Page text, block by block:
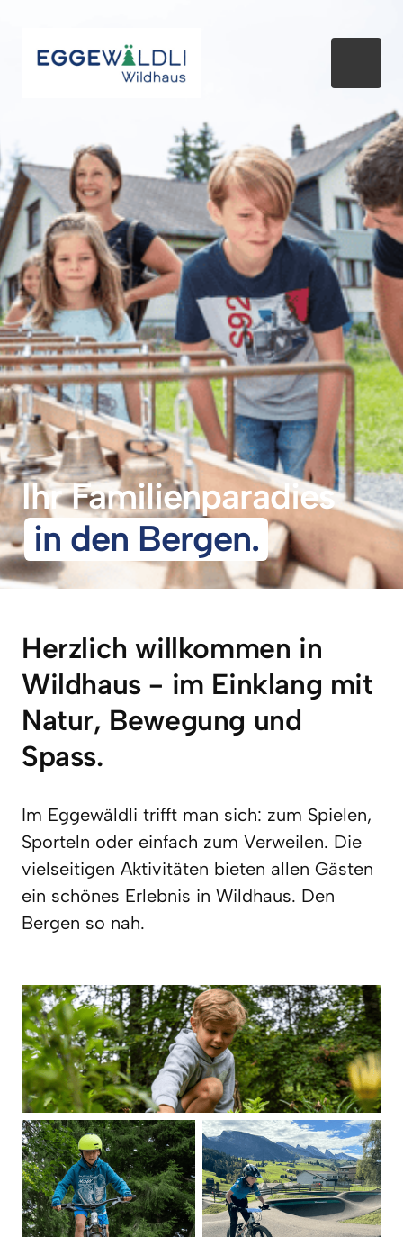
Ihr Familienparadies
in den Bergen.
Herzlich willkommen in
Wildhaus - im Einklang mit
Natur, Bewegung und
Spass.
Im Eggewäldli trifft man sich: zum Spielen,
Sporteln oder einfach zum Verweilen. Die
vielseitigen Aktivitäten bieten allen Gästen
ein schönes Erlebnis in Wildhaus. Den
Bergen so nah.